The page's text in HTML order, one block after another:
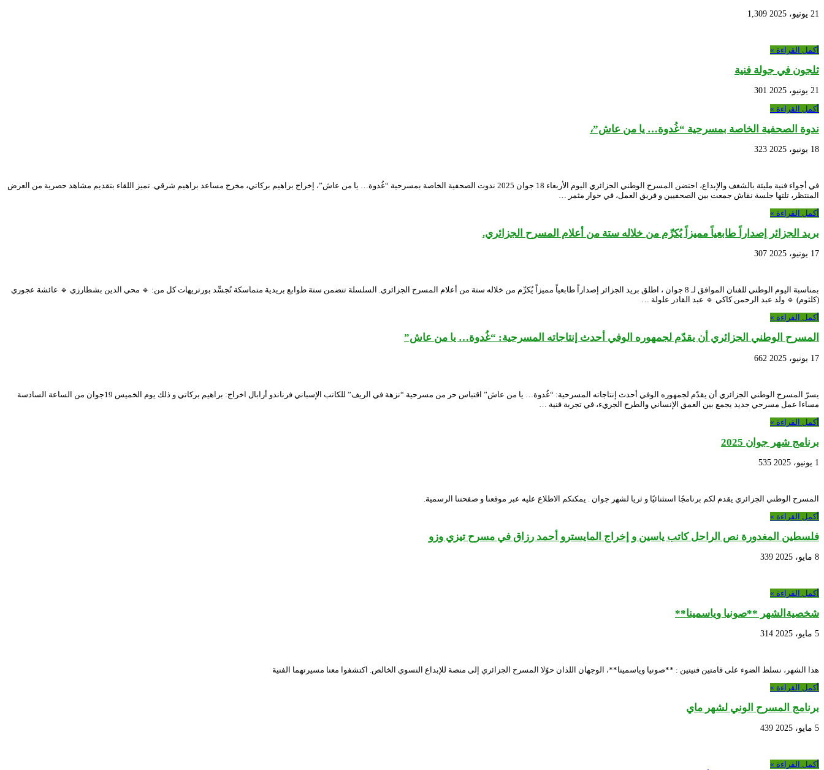
21 يونيو، 2025 1,309
أكمل القراءة »
ثلجون في جولة فنية
21 يونيو، 2025
301
أكمل القراءة »
ندوة الصحفية الخاصة بمسرحية “غُدوة… يا من عاش”،
18 يونيو، 2025 323
في أجواء فنية مليئة بالشغف والإبداع، احتضن المسرح الوطني الجزائري اليوم الأربعاء 18 جوان 2025 ندوت الصحفية الخاصة بمسرحية “غُدوة… يا من عاش”، إخراج براهيم بركاتي، مخرج مساعد براهيم شرقي. تميز اللقاء بتقديم مشاهد حصرية من العرض
المنتظر، تلتها جلسة نقاش جمعت بين الصحفيين و فريق العمل، في حوار مثمر …
أكمل القراءة »
بريد الجزائر إصداراً طابعياً مميزاً يُكرِّم من خلاله ستة من أعلام المسرح الجزائري.
17 يونيو، 2025 307
بمناسبة اليوم الوطني للفنان الموافق لـ 8 جوان ، اطلق بريد الجزائر إصداراً طابعياً مميزاً يُكرِّم من خلاله ستة من أعلام المسرح الجزائري. السلسلة تتضمن ستة طوابع بريدية متماسكة تُجسِّد بورتريهات كل من: 🔹 محي الدين بشطارزي 🔹 عائشة عجوري
(كلثوم) 🔹 ولد عبد الرحمن كاكي 🔹 عبد القادر علولة …
أكمل القراءة »
المسرح الوطني الجزائري أن يقدّم لجمهوره الوفي أحدث إنتاجاته المسرحية: “غُدوة… يا من عاش”
17 يونيو، 2025 662
يسرّ المسرح الوطني الجزائري أن يقدّم لجمهوره الوفي أحدث إنتاجاته المسرحية: “غُدوة… يا من عاش” اقتباس حر من مسرحية “نزهة في الريف” للكاتب الإسباني فرناندو أرابال اخراج: براهيم بركاتي و ذلك يوم الخميس 19جوان من الساعة السادسة
مساءا عمل مسرحي جديد يجمع بين العمق الإنساني والطرح الجريء، في تجربة فنية …
أكمل القراءة »
برنامج شهر جوان 2025
1 يونيو، 2025 535
المسرح الوطني الجزائري يقدم لكم برنامجًا استثنائيًا و ثريا لشهر جوان . يمكنكم الاطلاع عليه عبر موقعنا و صفحتنا الرسمية.
أكمل القراءة »
فلسطين المغدورة نص الراحل كاتب ياسين و إخراج المايسترو أحمد رزاق في مسرح تيزي وزو
8 مايو، 2025 339
أكمل القراءة »
شخصيةالشهر **صونيا وياسمينا**
5 مايو، 2025 314
هذا الشهر، نسلط الضوء على قامتين فنيتين : **صونيا وياسمينا**، الوجهان اللذان حوّلا المسرح الجزائري إلى منصة للإبداع النسوي الخالص. اكتشفوا معنا مسيرتهما الفنية
أكمل القراءة »
برنامج المسرح الوني لشهر ماي
5 مايو، 2025 439
أكمل القراءة »